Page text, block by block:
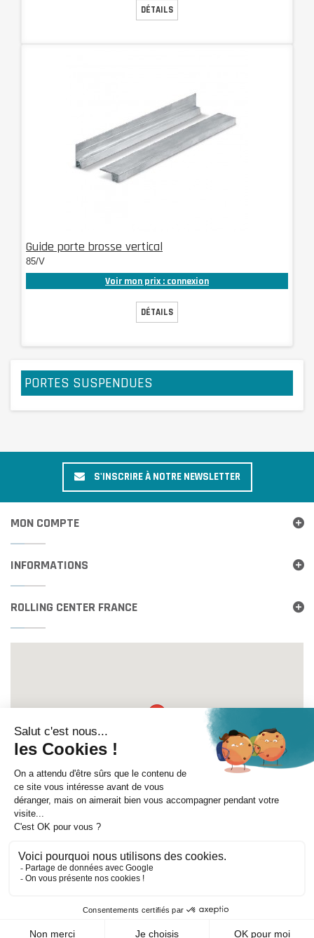
DÉTAILS
Guide porte brosse vertical
85/V
Voir mon prix : connexion
DÉTAILS
PORTES SUSPENDUES
S'INSCRIRE À NOTRE NEWSLETTER
MON COMPTE
INFORMATIONS
ROLLING CENTER FRANCE
Mentions légales